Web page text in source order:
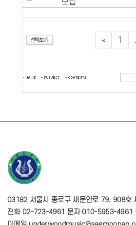
모집
« 1
03182 서울시 종로구 새문안로 79, 908호
전화 02-723-4961 문자 010-5953-4961